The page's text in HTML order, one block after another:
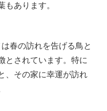
もあります。
春の訪れを告げる鳥と
とされています。特に
、その家に幸運が訪れ